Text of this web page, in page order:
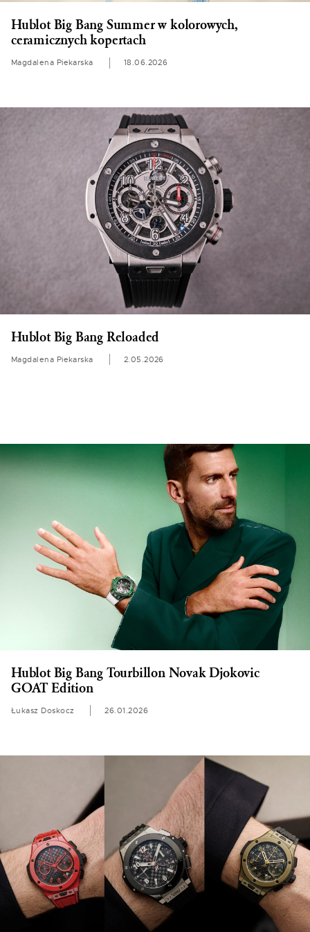
Hublot Big Bang Summer w kolorowych,
ceramicznych kopertach
Magdalena Piekarska 18.06.2026
Hublot Big Bang Reloaded
Magdalena Piekarska 2.05.2026
Hublot Big Bang Tourbillon Novak Djokovic
GOAT Edition
Łukasz Doskocz 26.01.2026